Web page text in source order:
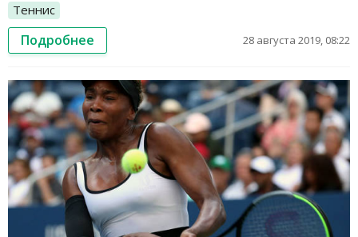
Теннис
Подробнее 28 августа 2019, 08:22